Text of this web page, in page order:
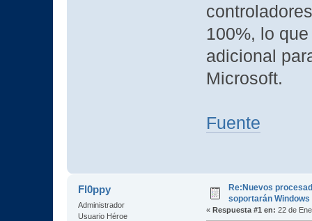
100%, lo
adicional
Microsoft.
Fuente
Fl0ppy
Administrador
Usuario Héroe
Re:Nuevos
soportarán Windows
« Respuesta #1 en: 22 de